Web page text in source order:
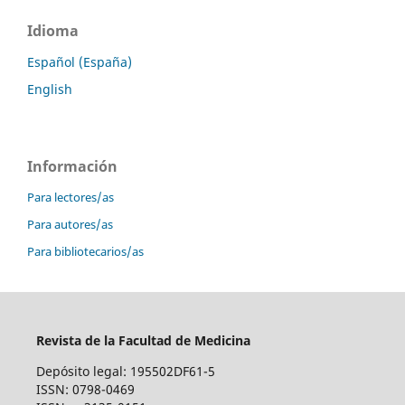
Idioma
Español (España)
English
Información
Para lectores/as
Para autores/as
Para bibliotecarios/as
Revista de la Facultad de Medicina
Depósito legal: 195502DF61-5
ISSN: 0798-0469